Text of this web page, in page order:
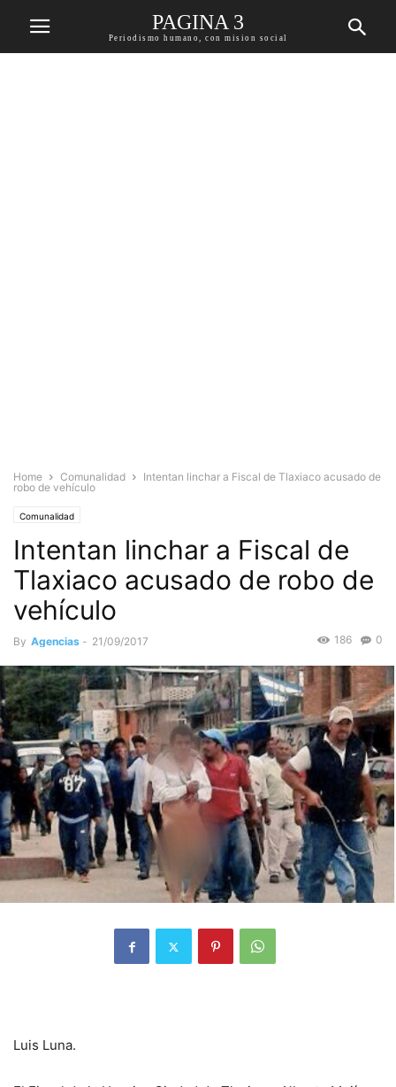
PAGINA 3
Periodismo humano, con mision social
Home Comunalidad
Intentan linchar a Fiscal de Tlaxiaco acusado de
robo de vehículo
Comunalidad
Intentan linchar a Fiscal de
Tlaxiaco acusado de robo de
vehículo
By Agencias - 21/09/2017 0
186
Luis Luna.